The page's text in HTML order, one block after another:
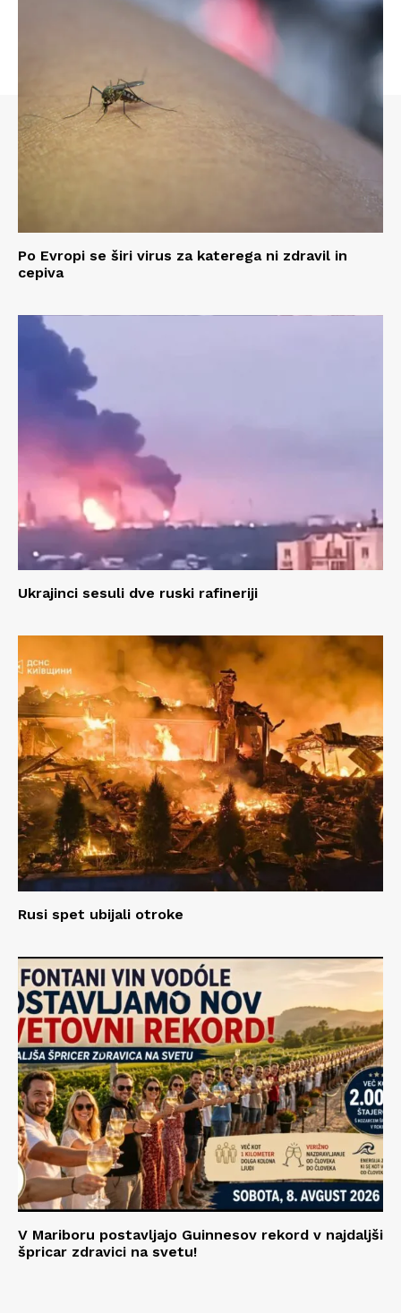
Po Evropi se širi virus za katerega ni zdravil in
cepiva
Ukrajinci sesuli dve ruski rafineriji
Rusi spet ubijali otroke
V Mariboru postavljajo Guinnesov rekord v najdaljši
špricar zdravici na svetu!